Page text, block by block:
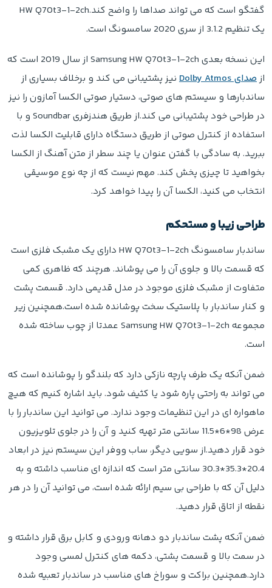
گفتگو است که می تواند صداها را واضح کند.HW Q70t3-1-2ch
یک تنظیم 3.1.2 از سری 2020 سامسونگ است.
این نسخه بعدی Samsung HW Q70t3-1-2ch از سال 2019 است که
ازصدای Dolby Atmos
نیز پشتیبانی می کند و برخلاف بسیاری از
ساندبارها و سیستم های صوتی، دستیار صوتی الکسا آمازون را نیز
در طراحی خود پشتیبانی می کند.از طریق هندزفری Soundbar و با
استفاده از کنترل صوتی از طریق دستگاه دارای قابلیت الکسا لذت
ببرید. به سادگی با گفتن عنوان یا چند سطر از متن آهنگ از الکسا
بخواهید تا چیزی پخش کند. مهم نیست که از چه نوع موسیقی
انتخاب می کنید، الکسا آن را پیدا خواهد کرد.
طراحی زیبا و مستحکم
ساندبار سامسونگ HW Q70t3-1-2ch دارای یک مشبک فلزی است
که قسمت بالا و جلوی آن را می پوشاند. هرچند که ظاهری کمی
متفاوت از مشبک فلزی موجود در مدل قدیمی دارد. قسمت پشت
و کنار ساندبار با پلاستیک سخت پوشانده شده است.همچنین زیر
مجموعه Samsung HW Q70t3-1-2ch عمدتا از چوب ساخته شده
است.
ضمن آنکه یک طرف پارچه نازکی دارد که بلندگو را پوشانده است که
می تواند به راحتی پاره شود یا کثیف شود. باید اشاره کنیم که هیچ
ماهواره ای در این تنظیمات وجود ندارد. می توانید این ساندبار را با
عرض 98*6*11.5 سانتی متر تهیه کنید و آن را در جلوی تلویزیون
خود قرار دهید.از سویی دیگر، ساب ووفر این سیستم نیز در ابعاد
20.4*35.3*30.3 سانتی متر است که اندازه ای مناسب داشته و به
دلیل آن که با طراحی بی سیم ارائه شده است، می توانید آن را در هر
نقطه از اتاق قرار دهید.
ضمن آنکه پشت ساندبار دو دهانه ورودی و کابل برق قرار داشته و
در سمت بالا و قسمت پشتی، دکمه های کنترل لمسی وجود
دارد.همچنین براکت و سوراخ های مناسب در ساندبار تعبیه شده